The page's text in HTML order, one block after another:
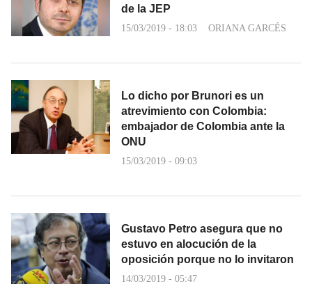
de la JEP
15/03/2019 - 18:03 ORIANA GARCÉS
Lo dicho por Brunori es un
atrevimiento con Colombia:
embajador de Colombia ante la
ONU
15/03/2019 - 09:03
Gustavo Petro asegura que no
estuvo en alocución de la
oposición porque no lo invitaron
14/03/2019 - 05:47